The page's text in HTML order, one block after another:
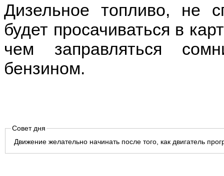
Дизельное топливо, не
будет просачиваться в
чем заправляться
бензином.
Совет дня
Движение желательно начинать после того, как двигатель